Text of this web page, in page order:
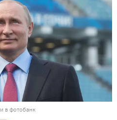
в фотобанк